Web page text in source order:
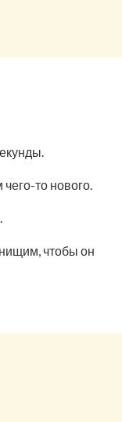
то нового.
чтобы он